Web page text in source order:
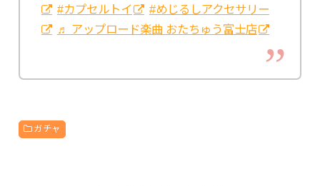
#カプセルトイ
#めじるしアクセサリー
♬ アップロード楽曲 おたちゅう富士店
ガチャ